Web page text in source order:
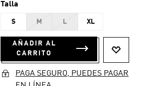
Talla
S M L XL
AÑADIR AL
CARRITO
PAGA SEGURO, PUEDES PAGAR